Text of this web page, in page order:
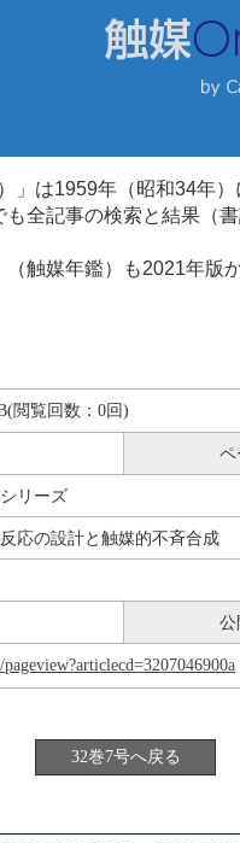
」は1959年（昭和34年
全記事の検索と結果（
触媒年鑑）も2021年
閲覧回数：0回)
ペ
リーズ
応の設計と触媒的不斉合成
公
32巻7号へ戻る